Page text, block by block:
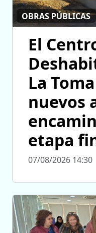
OBRAS PÚBLICAS
El
La
nuevos
etapa
07/08/2026 14:30